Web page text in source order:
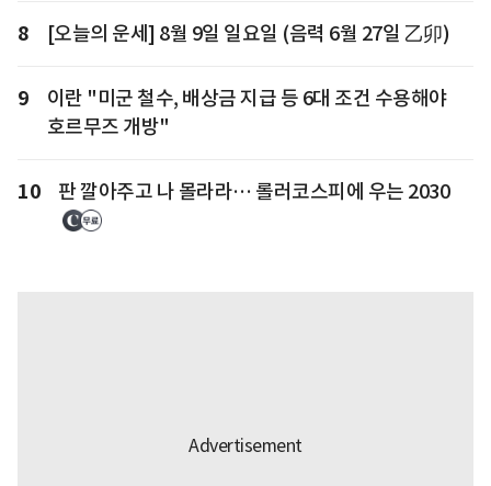
8 [오늘의 운세] 8월 9일 일요일 (음력 6월 27일 乙卯)
9
이란 "미군 철수, 배상금 지급 등 6대 조건 수용해야
호르무즈 개방"
10 판 깔아주고 나 몰라라… 롤러코스피에 우는 2030